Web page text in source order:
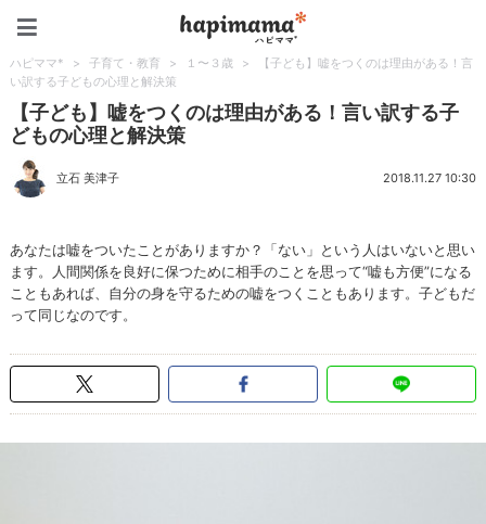
ハピママ* > 子育て・教育 > １〜３歳 >
【子ども】嘘をつくのは理由がある！言
い訳する子どもの心理と解決策
【子ども】嘘をつくのは理由がある！言い訳する子
どもの心理と解決策
立石 美津子 2018.11.27 10:30
あなたは嘘をついたことがありますか？「ない」という人はいないと思い
ます。人間関係を良好に保つために相手のことを思って“嘘も方便”になる
こともあれば、自分の身を守るための嘘をつくこともあります。子どもだ
って同じなのです。